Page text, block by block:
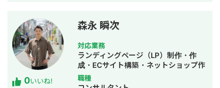
0いいね!
森永 瞬次
対応業務
ランディングページ（LP）制作・作
成・ECサイト構築・ネットショップ作
成代行・SEO対策・SNS運用代行・ホ
ームページ制作・作成・オウンドメデ
職種